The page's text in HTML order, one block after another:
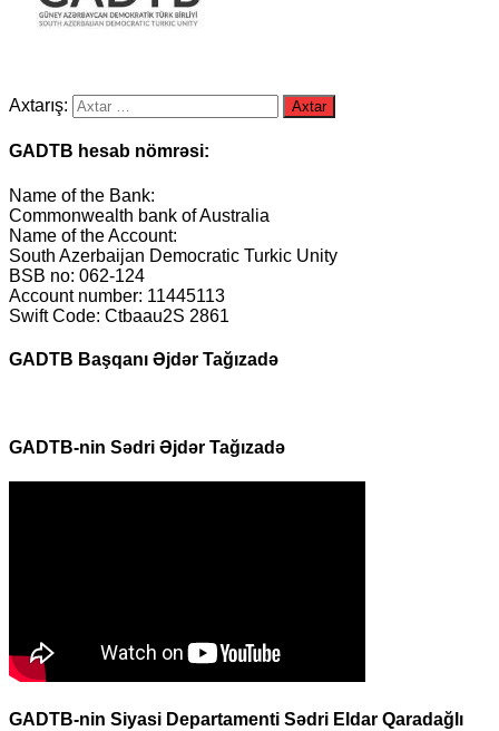
Axtarış:
GADTB hesab nömrəsi:
Name of the Bank:
Commonwealth bank of Australia
Name of the Account:
South Azerbaijan Democratic Turkic Unity
BSB no: 062-124
Account number: 11445113
Swift Code: Ctbaau2S 2861
GADTB Başqanı Əjdər Tağızadə
GADTB-nin Sədri Əjdər Tağızadə
GADTB-nin Siyasi Departamenti Sədri Eldar Qaradağlı